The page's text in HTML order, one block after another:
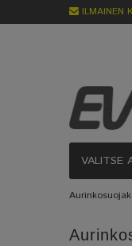
ILMAINEN
VALITSE